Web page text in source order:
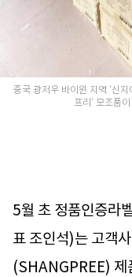
중국 광저우 바이윈 지역 ‘신
프리’ 모조품
5월 초 정품인증라
표 조인석)는 고객
(SHANGPREE) 제